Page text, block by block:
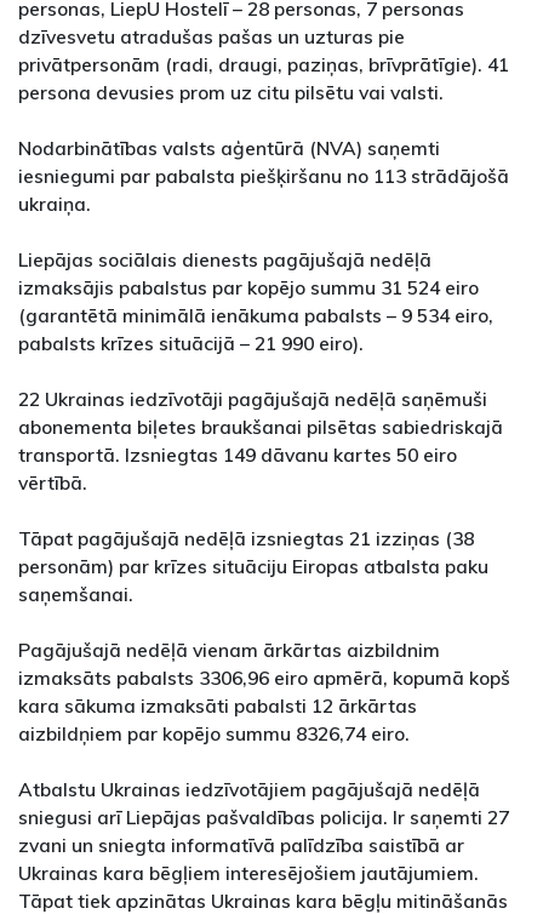
personas, LiepU Hostelī – 28 personas, 7 personas
dzīvesvetu atradušas pašas un uzturas pie
privātpersonām (radi, draugi, paziņas, brīvprātīgie). 41
persona devusies prom uz citu pilsētu vai valsti.
Nodarbinātības valsts aģentūrā (NVA) saņemti
iesniegumi par pabalsta piešķiršanu no 113 strādājošā
ukraiņa.
Liepājas sociālais dienests pagājušajā nedēļā
izmaksājis pabalstus par kopējo summu 31 524 eiro
(garantētā minimālā ienākuma pabalsts – 9 534 eiro,
pabalsts krīzes situācijā – 21 990 eiro).
22 Ukrainas iedzīvotāji pagājušajā nedēļā saņēmuši
abonementa biļetes braukšanai pilsētas sabiedriskajā
transportā. Izsniegtas 149 dāvanu kartes 50 eiro
vērtībā.
Tāpat pagājušajā nedēļā izsniegtas 21 izziņas (38
personām) par krīzes situāciju Eiropas atbalsta paku
saņemšanai.
Pagājušajā nedēļā vienam ārkārtas aizbildnim
izmaksāts pabalsts 3306,96 eiro apmērā, kopumā kopš
kara sākuma izmaksāti pabalsti 12 ārkārtas
aizbildņiem par kopējo summu 8326,74 eiro.
Atbalstu Ukrainas iedzīvotājiem pagājušajā nedēļā
sniegusi arī Liepājas pašvaldības policija. Ir saņemti 27
zvani un sniegta informatīvā palīdzība saistībā ar
Ukrainas kara bēgļiem interesējošiem jautājumiem.
Tāpat tiek apzinātas Ukrainas kara bēgļu mitināšanās